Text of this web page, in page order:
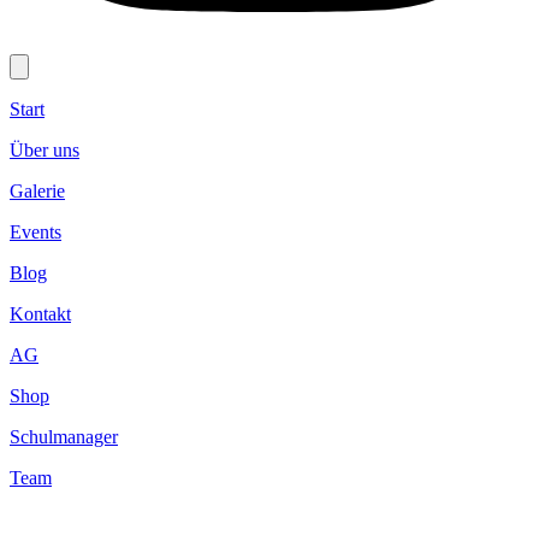
Start
Über uns
Galerie
Events
Blog
Kontakt
AG
Shop
Schulmanager
Team